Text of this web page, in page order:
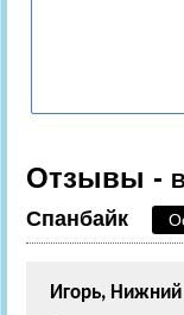
Отзывы -
Спанбайк
Игорь,